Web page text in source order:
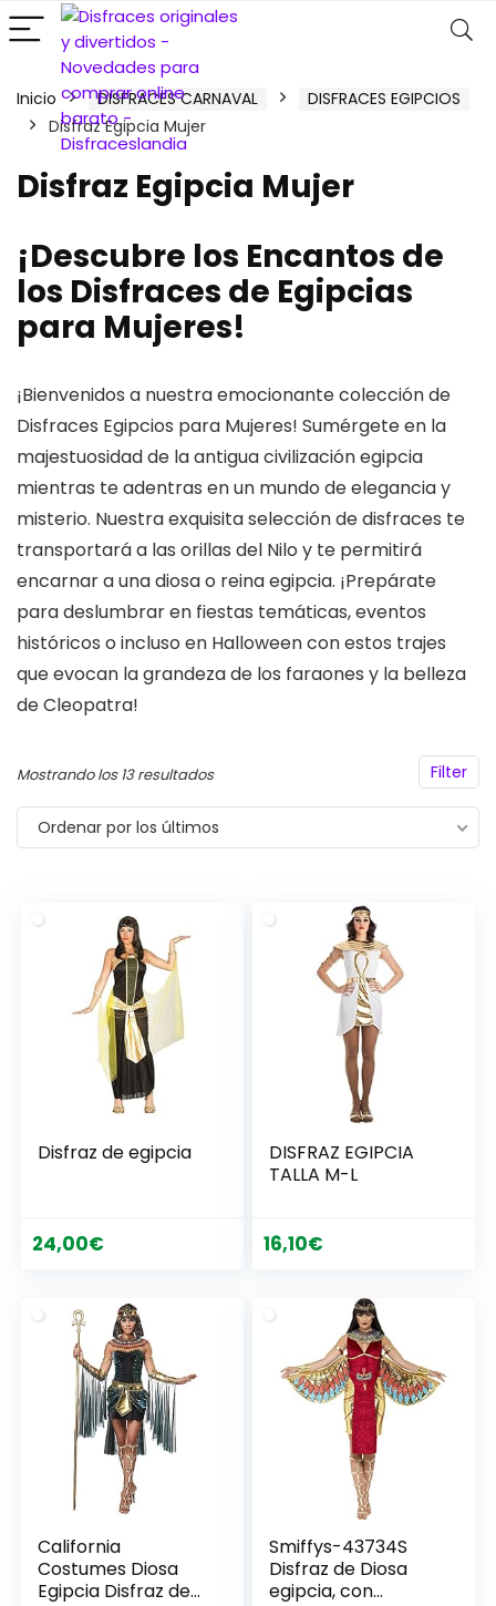
Inicio DISFRACES CARNAVAL
DISFRACES EGIPCIOS
Disfraz Egipcia Mujer
Disfraz Egipcia Mujer
¡Descubre los Encantos de
los Disfraces de Egipcias
para Mujeres!
¡Bienvenidos a nuestra emocionante colección de
Disfraces Egipcios para Mujeres! Sumérgete en la
majestuosidad de la antigua civilización egipcia
mientras te adentras en un mundo de elegancia y
misterio. Nuestra exquisita selección de disfraces te
transportará a las orillas del Nilo y te permitirá
encarnar a una diosa o reina egipcia. ¡Prepárate
para deslumbrar en fiestas temáticas, eventos
históricos o incluso en Halloween con estos trajes
que evocan la grandeza de los faraones y la belleza
de Cleopatra!
Filter
Mostrando los 13 resultadosOrdenado
por
los
Ordenar por los últimos
Disfraz de egipcia
24,00€
DISFRAZ EGIPCIA
TALLA M-L
16,10€
California
Costumes Diosa
Egipcia Disfraz de
Smiffys-43734S
Disfraz de Diosa
egipcia, con